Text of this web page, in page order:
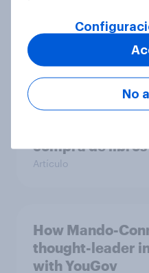
media coverage
Case Study
compra de libros
Artículo
How Mando-
thought-leader
with YouGov
No